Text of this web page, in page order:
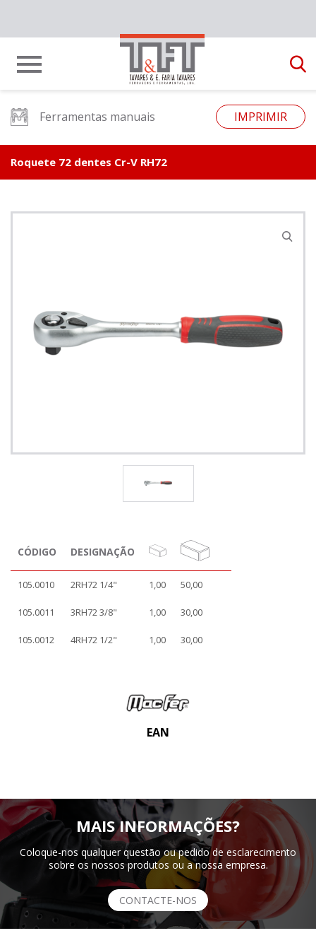
Ferramentas manuais IMPRIMIR
Roquete 72 dentes Cr-V RH72
CÓDIGO DESIGNAÇÃO
105.0010 2RH72 1/4" 1,00 50,00
105.0011 3RH72 3/8" 1,00 30,00
105.0012 4RH72 1/2" 1,00 30,00
EAN
MAIS INFORMAÇÕES?
Coloque-nos qualquer questão ou pedido de esclarecimento
sobre os nossos produtos ou a nossa empresa.
CONTACTE-NOS